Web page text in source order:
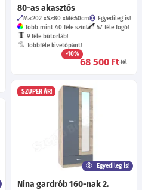
80-as akasztós
Ma:202 Sz:80 Mé:50cm
Egyedileg is!
Több mint 40 féle szín!
57 féle fogó!
9 féle bútorláb!
Többféle kivetőpánt!
-10%
68 500 Ft-tól
SZUPER ÁR!
Egyedileg is!
Nina gardrób 160-nak 2.